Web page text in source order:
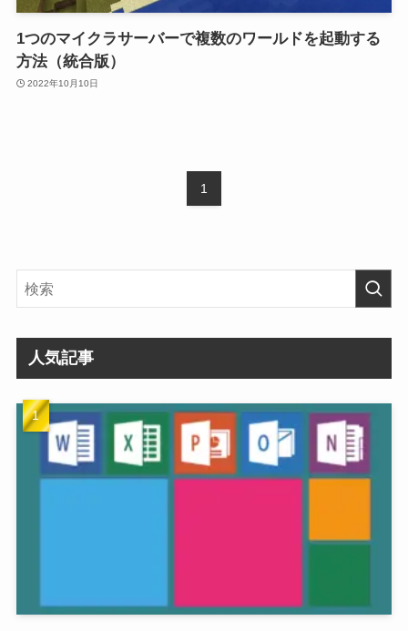
1つのマイクラサーバーで複数のワールドを起動する
方法（統合版）
2022年10月10日
1
人気記事